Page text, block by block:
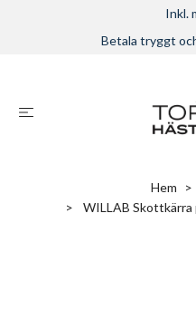
Inkl.
Betala tryggt
Hem
WILLAB